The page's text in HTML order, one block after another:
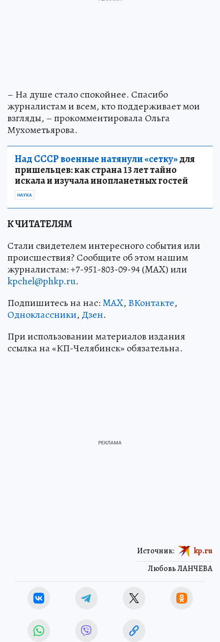
– На душе стало спокойнее. Спасибо
журналистам и всем, кто поддерживает мои
взгляды, – прокомментировала Ольга
Мухометьярова.
Над СССР военные натянули «сетку»для
пришельцев: как страна 13 лет тайно
искала и изучала инопланетных гостей
НАУКА
К ЧИТАТЕЛЯМ
Стали свидетелем интересного события или
происшествия? Сообщите об этом нашим
журналистам: +7-951-803-09-94 (MAX) или
kpchel@phkp.ru.
Подпишитесь на нас:MAX, ВКонтакте,
Одноклассники, Дзен.
При использовании материалов издания
ссылка на «КП-Челябинск» обязательна.
Любовь ЛАНЧЕВА
Источник: kp.ru